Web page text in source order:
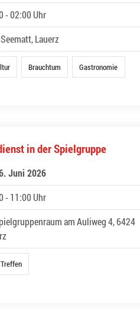
- 02:00 Uhr
Lauerz
Brauchtum Gastronomie
in der Spielgruppe
Juni 2026
- 11:00 Uhr
am Auliweg 4, 6424
Treffen